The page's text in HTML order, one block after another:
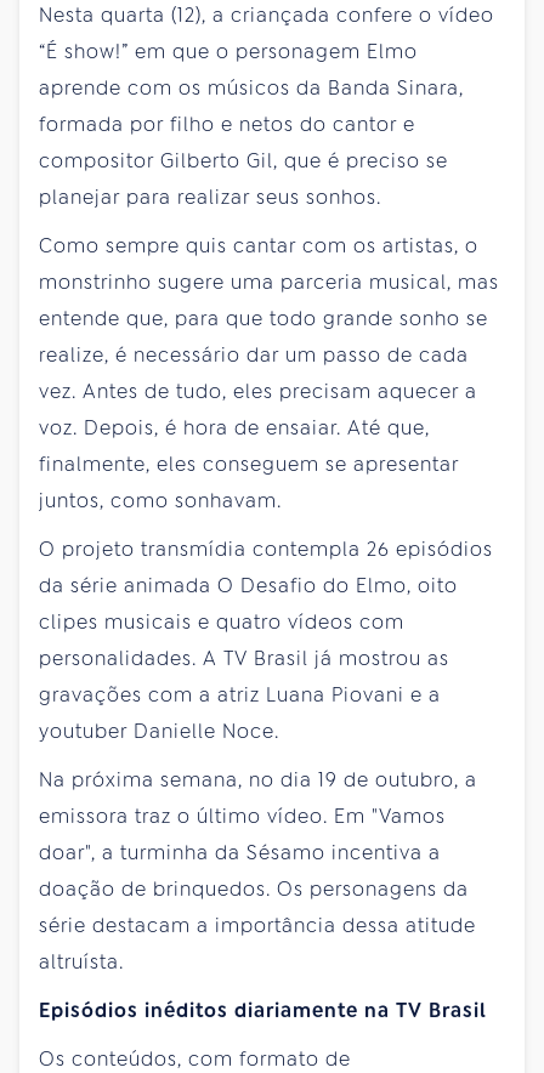
Nesta quarta (12), a criançada confere o vídeo
“É show!” em que o personagem Elmo
aprende com os músicos da Banda Sinara,
formada por filho e netos do cantor e
compositor Gilberto Gil, que é preciso se
planejar para realizar seus sonhos.
Como sempre quis cantar com os artistas, o
monstrinho sugere uma parceria musical, mas
entende que, para que todo grande sonho se
realize, é necessário dar um passo de cada
vez. Antes de tudo, eles precisam aquecer a
voz. Depois, é hora de ensaiar. Até que,
finalmente, eles conseguem se apresentar
juntos, como sonhavam.
O projeto transmídia contempla 26 episódios
da série animada O Desafio do Elmo, oito
clipes musicais e quatro vídeos com
personalidades. A TV Brasil já mostrou as
gravações com a atriz Luana Piovani e a
youtuber Danielle Noce.
Na próxima semana, no dia 19 de outubro, a
emissora traz o último vídeo. Em "Vamos
doar", a turminha da Sésamo incentiva a
doação de brinquedos. Os personagens da
série destacam a importância dessa atitude
altruísta.
Episódios inéditos diariamente na TV Brasil
Os conteúdos, com formato de